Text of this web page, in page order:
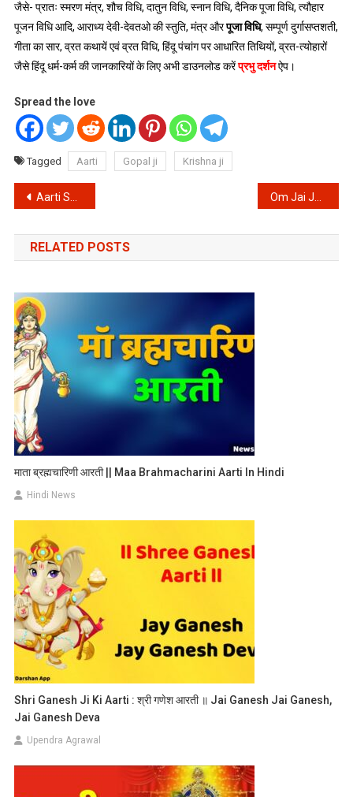
जैसे- प्रातः स्मरण मंत्र, शौच विधि, दातुन विधि, स्नान विधि, दैनिक पूजा विधि, त्यौहार
पूजन विधि आदि, आराध्य देवी-देवतओ की स्तुति, मंत्र औरपूजा विधि, सम्पूर्ण दुर्गासप्तशती,
गीता का सार, व्रत कथायें एवं व्रत विधि, हिंदू पंचांग पर आधारित तिथियों, व्रत-त्योहारों
जैसे हिंदू धर्म-कर्म की जानकारियों के लिए अभी डाउनलोड करेंप्रभु दर्शनऐप।
Spread the love
Tagged Aarti Gopal ji Krishna ji
Post
navigation
Aarti Shri Ram Ji Ki : श्री राम जी की आरती ॥ Jai Shri Ram: Shri Rama Chandra Kripalu Bhajuman
RELATED POSTS
माता ब्रह्मचारिणी आरती || Maa Brahmacharini Aarti In Hindi
Hindi News
Shri Ganesh Ji Ki Aarti : श्री गणेश आरती ॥ Jai Ganesh Jai Ganesh,
Jai Ganesh Deva
Upendra Agrawal